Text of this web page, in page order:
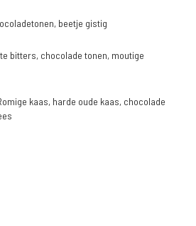
beetje gistig
bitters, chocolade tonen, moutige
kaas, harde oude kaas, chocolade